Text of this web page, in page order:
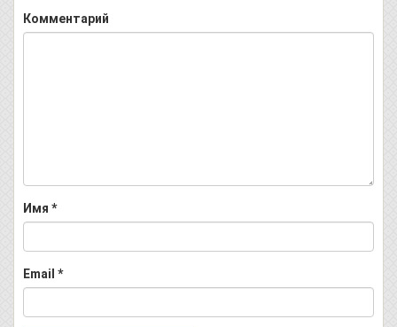
Комментарий
Имя *
Email *